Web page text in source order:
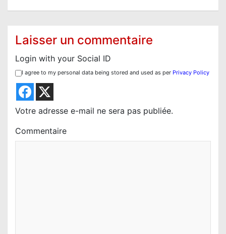
d
Laisser un commentaire
Login with your Social ID
I agree to my personal data being stored and used as per Privacy Policy
Votre adresse e-mail ne sera pas publiée.
Commentaire